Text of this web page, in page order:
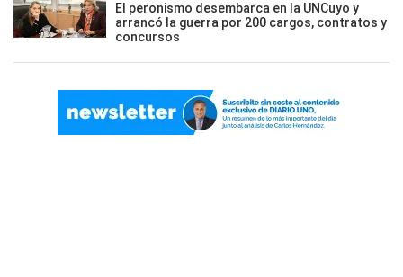
El peronismo desembarca en la UNCuyo y
arrancó la guerra por 200 cargos, contratos y
concursos